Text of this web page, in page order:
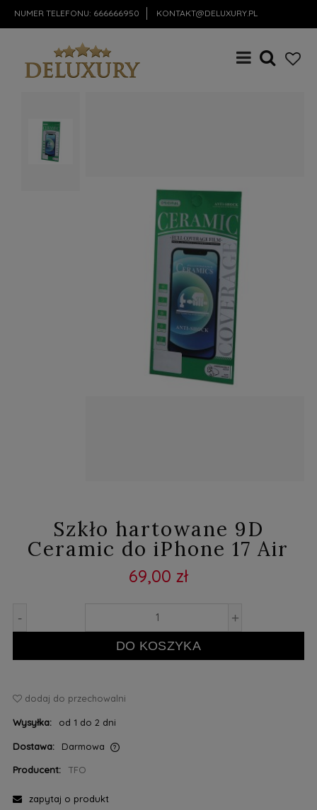
NUMER TELEFONU: 666666950 KONTAKT@DELUXURY.PL
Szkło hartowane 9D
Ceramic do iPhone 17 Air
69,00 zł
- +
DO KOSZYKA
dodaj do przechowalni
Wysyłka: od 1 do 2 dni
Dostawa:
Darmowa
Producent:
TFO
zapytaj o produkt